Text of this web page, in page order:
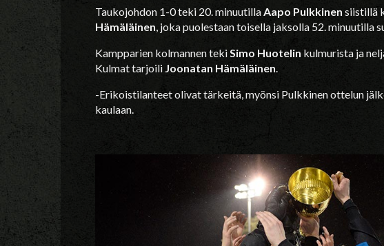
Taukojohdon 1-0 teki 20. minuutillaAapo Pulkkinen siistillä
Hämäläinen, joka puolestaan toisella jaksolla 52. minuutilla
Kampparien kolmannen tekiSimo Huotelin kulmurista ja
Kulmat tarjoiliJoonatan Hämäläinen.
-Erikoistilanteet olivat tärkeitä, myönsi Pulkkinen ottelun
kaulaan.